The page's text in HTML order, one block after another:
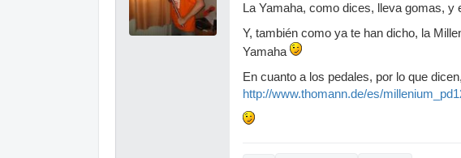
La Yamaha, como dices, lleva gomas, y
Y, también como ya te han dicho, la
Yamaha
En cuanto a los pedales, por lo que
http://www.thomann.de/es/